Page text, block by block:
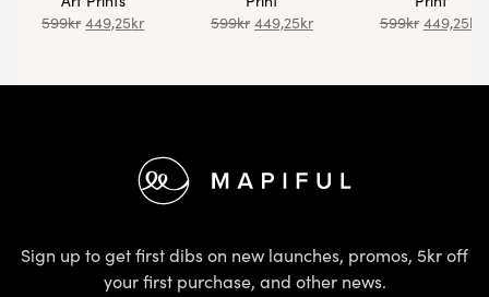
599kr 449,25kr
599kr 449,25kr
599kr 449,25kr
Sign up to get first dibs on new launches, promos, 5kr off
your first purchase, and other news.